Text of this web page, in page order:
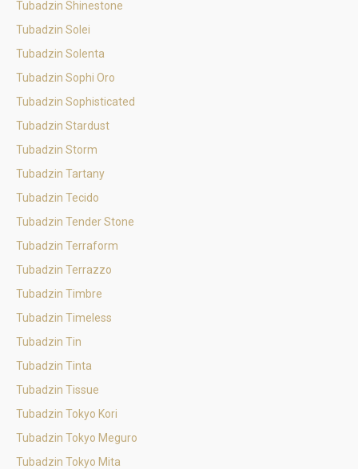
Tubadzin Shinestone
Tubadzin Solei
Tubadzin Solenta
Tubadzin Sophi Oro
Tubadzin Sophisticated
Tubadzin Stardust
Tubadzin Storm
Tubadzin Tartany
Tubadzin Tecido
Tubadzin Tender Stone
Tubadzin Terraform
Tubadzin Terrazzo
Tubadzin Timbre
Tubadzin Timeless
Tubadzin Tin
Tubadzin Tinta
Tubadzin Tissue
Tubadzin Tokyo Kori
Tubadzin Tokyo Meguro
Tubadzin Tokyo Mita